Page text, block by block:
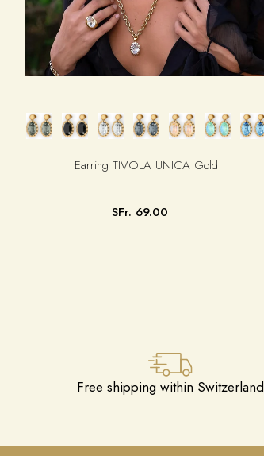
Earring TIVOLA UNICA Gold
SFr. 69.00
Free shipping within Switzerland